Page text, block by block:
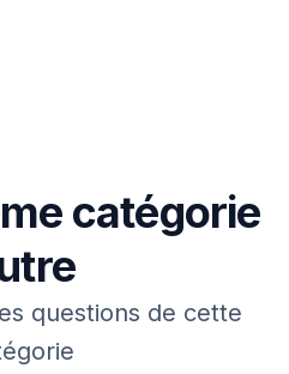
catégorie
questions de cette